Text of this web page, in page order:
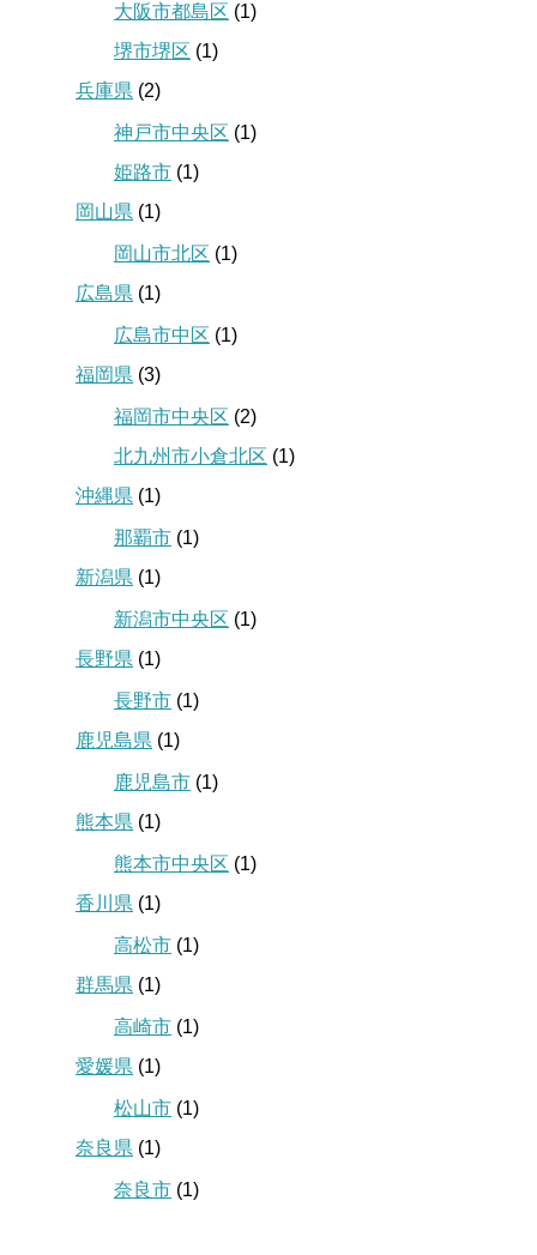
大阪市都島区 (1)
堺市堺区 (1)
兵庫県 (2)
神戸市中央区 (1)
姫路市 (1)
岡山県 (1)
岡山市北区 (1)
広島県 (1)
広島市中区 (1)
福岡県 (3)
福岡市中央区 (2)
北九州市小倉北区 (1)
沖縄県 (1)
那覇市 (1)
新潟県 (1)
新潟市中央区 (1)
長野県 (1)
長野市 (1)
鹿児島県 (1)
鹿児島市 (1)
熊本県 (1)
熊本市中央区 (1)
香川県 (1)
高松市 (1)
群馬県 (1)
高崎市 (1)
愛媛県 (1)
松山市 (1)
奈良県 (1)
奈良市 (1)